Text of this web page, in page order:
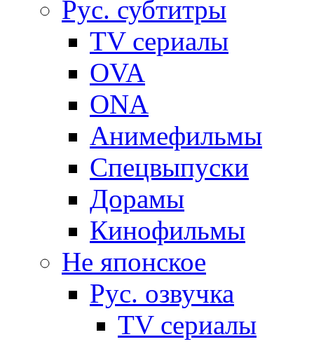
Рус. субтитры
TV сериалы
OVA
ONA
Анимефильмы
Спецвыпуски
Дорамы
Кинофильмы
Не японское
Рус. озвучка
TV сериалы